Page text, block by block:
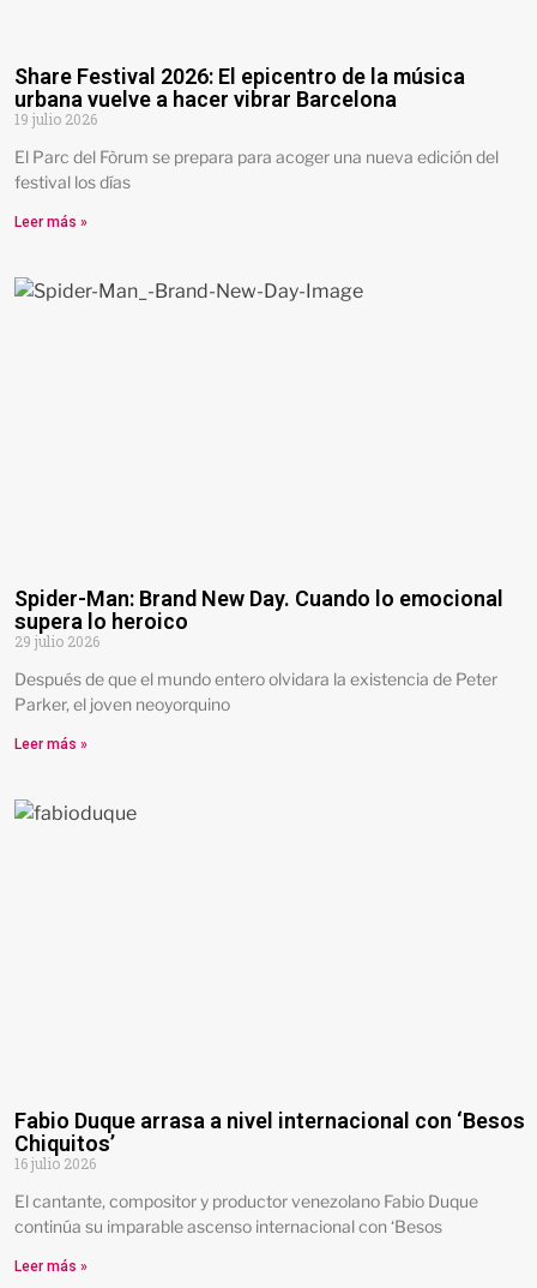
Share Festival 2026: El epicentro de la música
urbana vuelve a hacer vibrar Barcelona
19 julio 2026
El Parc del Fòrum se prepara para acoger una nueva edición del
festival los días
Leer más »
Spider-Man: Brand New Day. Cuando lo emocional
supera lo heroico
29 julio 2026
Después de que el mundo entero olvidara la existencia de Peter
Parker, el joven neoyorquino
Leer más »
Fabio Duque arrasa a nivel internacional con ‘Besos
Chiquitos’
16 julio 2026
El cantante, compositor y productor venezolano Fabio Duque
continúa su imparable ascenso internacional con ‘Besos
Leer más »